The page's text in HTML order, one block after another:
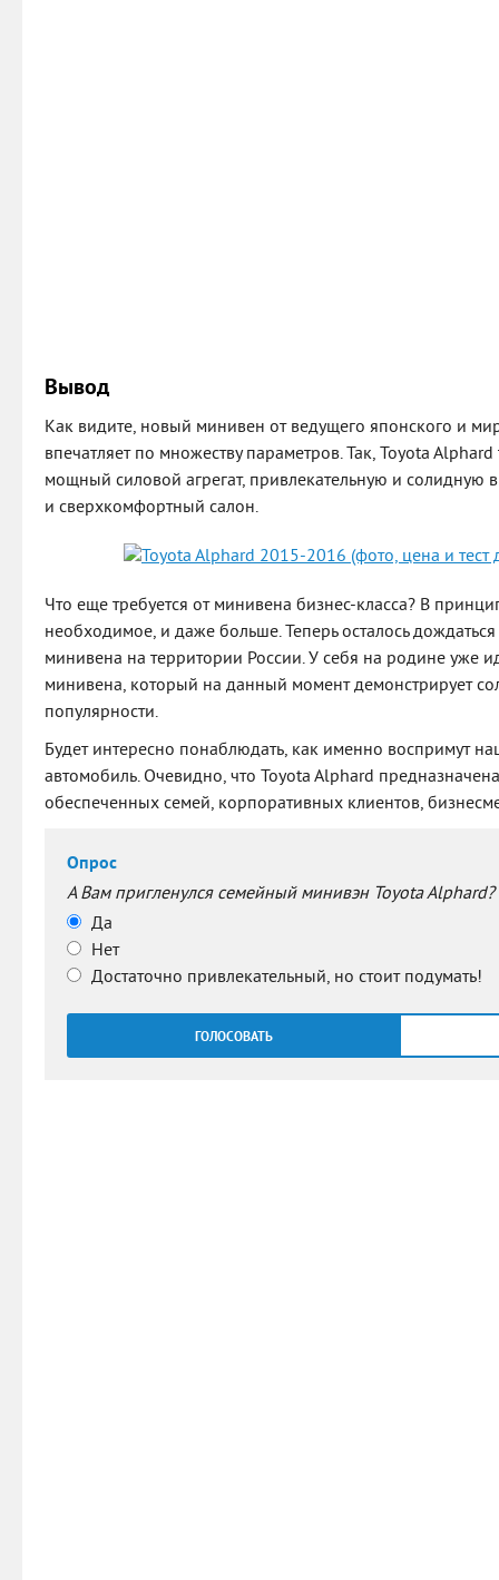
Вывод
Как видите, новый минивен от ведущего японского и
впечатляет по множеству параметров. Так, Toyota
мощный силовой агрегат, привлекательную и солидную
и сверхкомфортный салон.
Что еще требуется от минивена бизнес-класса? В
необходимое, и даже больше. Теперь осталось
минивена на территории России. У себя на родине уже
минивена, который на данный момент демонстрирует
популярности.
Будет интересно понаблюдать, как именно воспримут
автомобиль. Очевидно, что Toyota Alphard
обеспеченных семей, корпоративных клиентов,
Опрос
А Вам пригленулся семейный минивэн Toyota Alphard?
Да
Нет
Достаточно привлекательный, но стоит подумать!
ГОЛОСОВАТЬ